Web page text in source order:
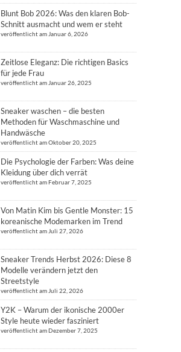
Blunt Bob 2026: Was den klaren Bob-
Schnitt ausmacht und wem er steht
veröffentlicht am Januar 6, 2026
Zeitlose Eleganz: Die richtigen Basics
für jede Frau
veröffentlicht am Januar 26, 2025
Sneaker waschen – die besten
Methoden für Waschmaschine und
Handwäsche
veröffentlicht am Oktober 20, 2025
Die Psychologie der Farben: Was deine
Kleidung über dich verrät
veröffentlicht am Februar 7, 2025
Von Matin Kim bis Gentle Monster: 15
koreanische Modemarken im Trend
veröffentlicht am Juli 27, 2026
Sneaker Trends Herbst 2026: Diese 8
Modelle verändern jetzt den
Streetstyle
veröffentlicht am Juli 22, 2026
Y2K – Warum der ikonische 2000er
Style heute wieder fasziniert
veröffentlicht am Dezember 7, 2025